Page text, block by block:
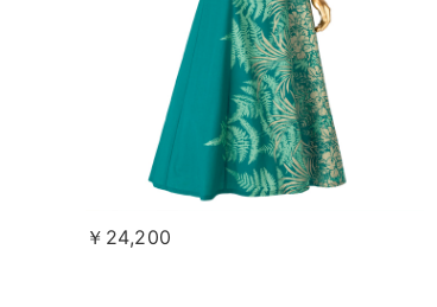
￥24,200